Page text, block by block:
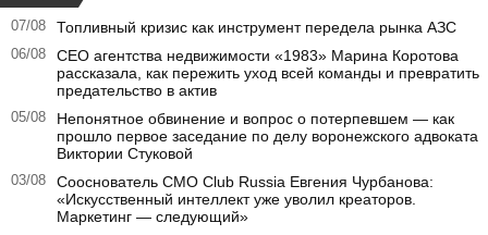
07/08 Топливный кризис как инструмент передела рынка АЗС
06/08
CEO агентства недвижимости «1983» Марина Коротова
рассказала, как пережить уход всей команды и превратить
предательство в актив
05/08
Непонятное обвинение и вопрос о потерпевшем — как
прошло первое заседание по делу воронежского адвоката
Виктории Стуковой
03/08
Сооснователь CMO Club Russia Евгения Чурбанова:
«Искусственный интеллект уже уволил креаторов.
Маркетинг — следующий»